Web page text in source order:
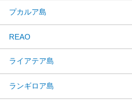
プカルア島
REAO
ライアテア島
ランギロア島